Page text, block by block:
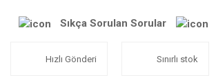
Sıkça Sorulan Sorular
Hızlı Gönderi Sınırlı stok